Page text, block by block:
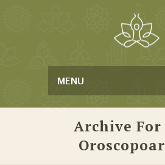
MENU
Archive For